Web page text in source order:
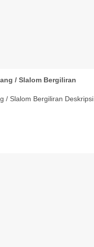
/ Slalom Bergiliran
/ Slalom Bergiliran Deskripsi